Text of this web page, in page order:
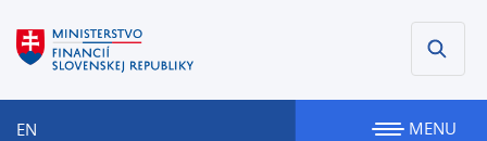
EN MENU